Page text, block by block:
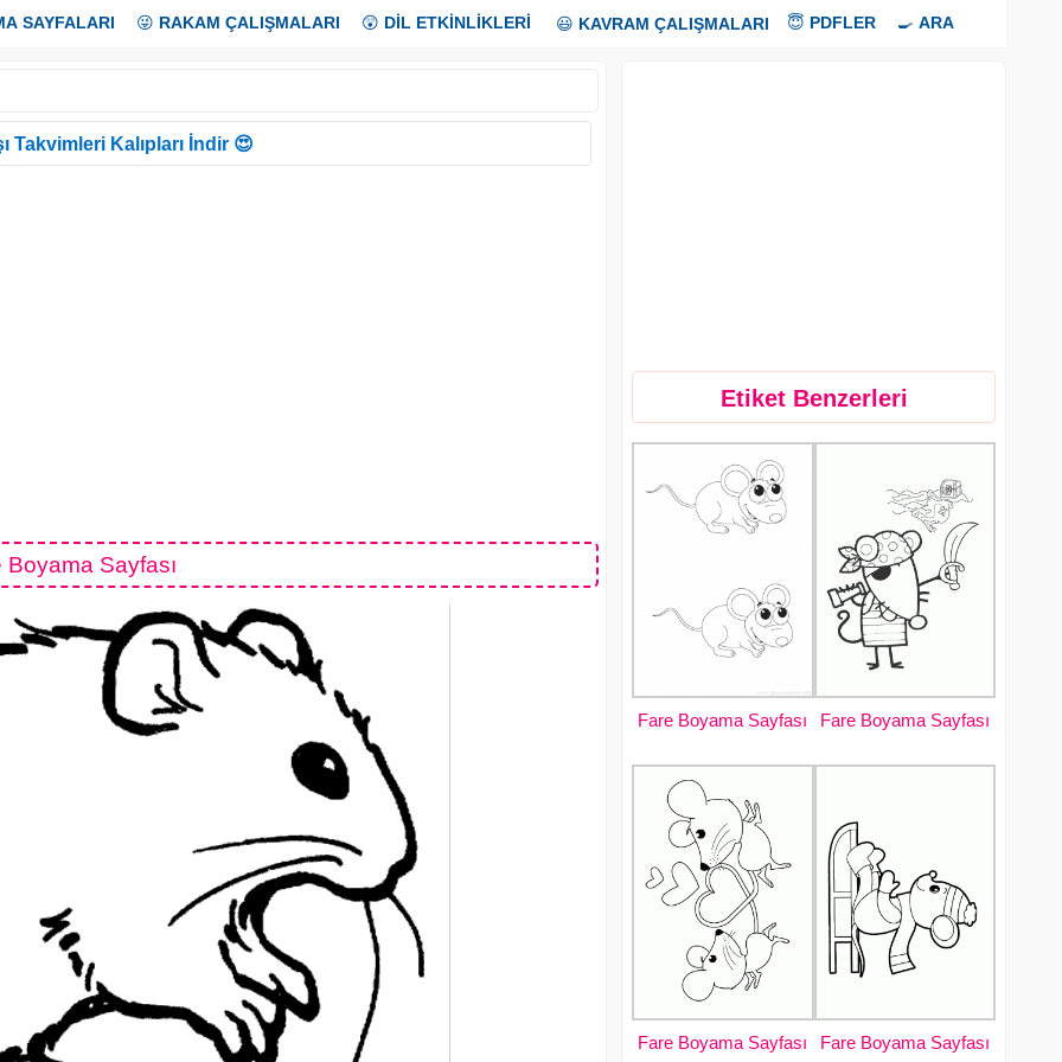
SAYFALARI 😜 RAKAM ÇALIŞMALARI 😲 DİL ETKİNLİKLERİ 😃 KAVRAM ÇALIŞMALARI 😇 PDFLER 🍳 ARA
Takvimleri Kalıpları İndir 😍
Boyama Sayfası
Etiket Benzerleri
Fare Boyama Sayfası Fare Boyama Sayfası
Fare Boyama Sayfası Fare Boyama Sayfası